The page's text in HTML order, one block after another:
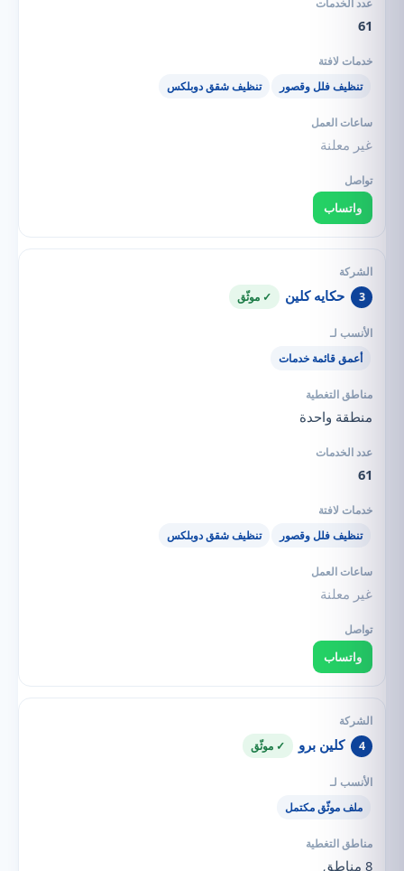
61
تنظيف فلل وقصور تنظيف شقق دوبلكس
غير معلنة
واتساب
3 حكايه كلين ✓ موثّق
أعمق قائمة خدمات
منطقة واحدة
61
تنظيف فلل وقصور تنظيف شقق دوبلكس
غير معلنة
واتساب
4 كلين برو ✓ موثّق
ملف موثّق مكتمل
8 مناطق